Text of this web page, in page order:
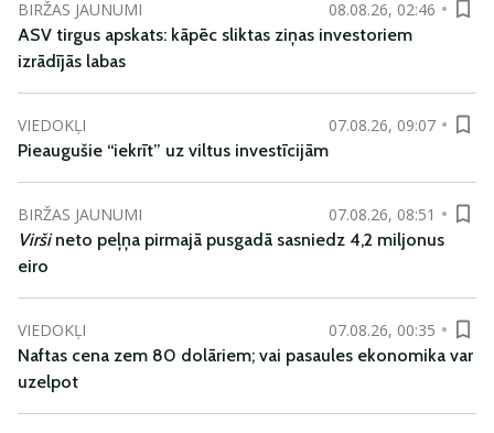
BIRŽAS JAUNUMI
08.08.26, 02:46
ASV tirgus apskats: kāpēc sliktas ziņas investoriem
izrādījās labas
VIEDOKĻI
07.08.26, 09:07
Pieaugušie “iekrīt” uz viltus investīcijām
BIRŽAS JAUNUMI
07.08.26, 08:51
Viršineto peļņa pirmajā pusgadā sasniedz 4,2 miljonus
eiro
VIEDOKĻI
07.08.26, 00:35
Naftas cena zem 80 dolāriem; vai pasaules ekonomika var
uzelpot